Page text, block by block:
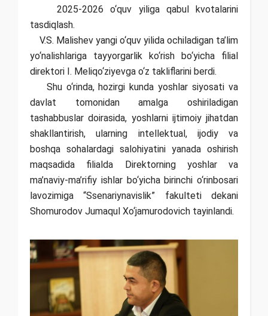
2025-2026 o‘quv yiliga qabul kvotalarini
tasdiqlash.
V.S. Malishev yangi o‘quv yilida ochiladigan ta’lim
yo‘nalishlariga tayyorgarlik ko‘rish bo‘yicha filial
direktori I. Meliqo‘ziyevga o‘z takliflarini berdi.
Shu o‘rinda, hozirgi kunda yoshlar siyosati va
davlat tomonidan amalga oshiriladigan
tashabbuslar doirasida, yoshlarni ijtimoiy jihatdan
shakllantirish, ularning intellektual, ijodiy va
boshqa sohalardagi salohiyatini yanada oshirish
maqsadida filialda Direktorning yoshlar va
ma’naviy-ma’rifiy ishlar bo‘yicha birinchi o‘rinbosari
lavozimiga “Ssenariynavislik” fakulteti dekani
Shomurodov Jumaqul Xo‘jamurodovich tayinlandi.